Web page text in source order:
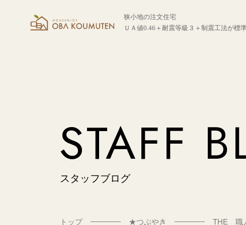
狭小地の注文住宅
ＵＡ値0.46＋耐震等級３＋制震工法が標
STAFF
スタッフブログ
トップ ★つぶやき THE 職